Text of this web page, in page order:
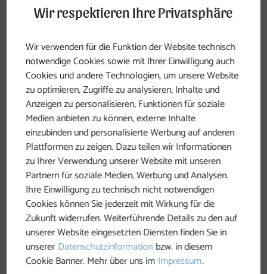
zur Abschlussstation, dem „Finis terrae“ beim
Friedenskreuz oberhalb des Ortszentrums von
Pierbach, zu pilgern. Eine Mischung aus
Spiegelflächen und Durchsichten lässt alles noch
einmal zusammenfließen. Die Wanderer haben jetzt
die Möglichkeit Erfahrungen zu betrachten und
Erkenntnisse mit nach Hause zu nehmen.
"Finis terrae" beim Friedenskreuz
vorheriges Element
Wir respektieren Ihre Privatsphäre
Wir verwenden für die Funktion der Website technisch
notwendige Cookies sowie mit Ihrer Einwilligung auch
Cookies und andere Technologien, um unsere Website
zu optimieren, Zugriffe zu analysieren, Inhalte und
Anzeigen zu personalisieren, Funktionen für soziale
Medien anbieten zu können, externe Inhalte
einzubinden und personalisierte Werbung auf anderen
Plattformen zu zeigen. Dazu teilen wir Informationen
zu Ihrer Verwendung unserer Website mit unseren
Partnern für soziale Medien, Werbung und Analysen.
Ihre Einwilligung zu technisch nicht notwendigen
Cookies können Sie jederzeit mit Wirkung für die
Zukunft widerrufen. Weiterführende Details zu den auf
unserer Website eingesetzten Diensten finden Sie in
unsererDatenschutzinformation bzw. in diesem
Cookie Banner. Mehr über uns im Impressum.